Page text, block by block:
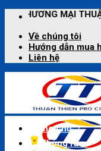
dung
MẠI THUẬN THIÊN
Về chúng tôi
Hướng dẫn mua
Liên hệ
Trang chủ
Thùng rác